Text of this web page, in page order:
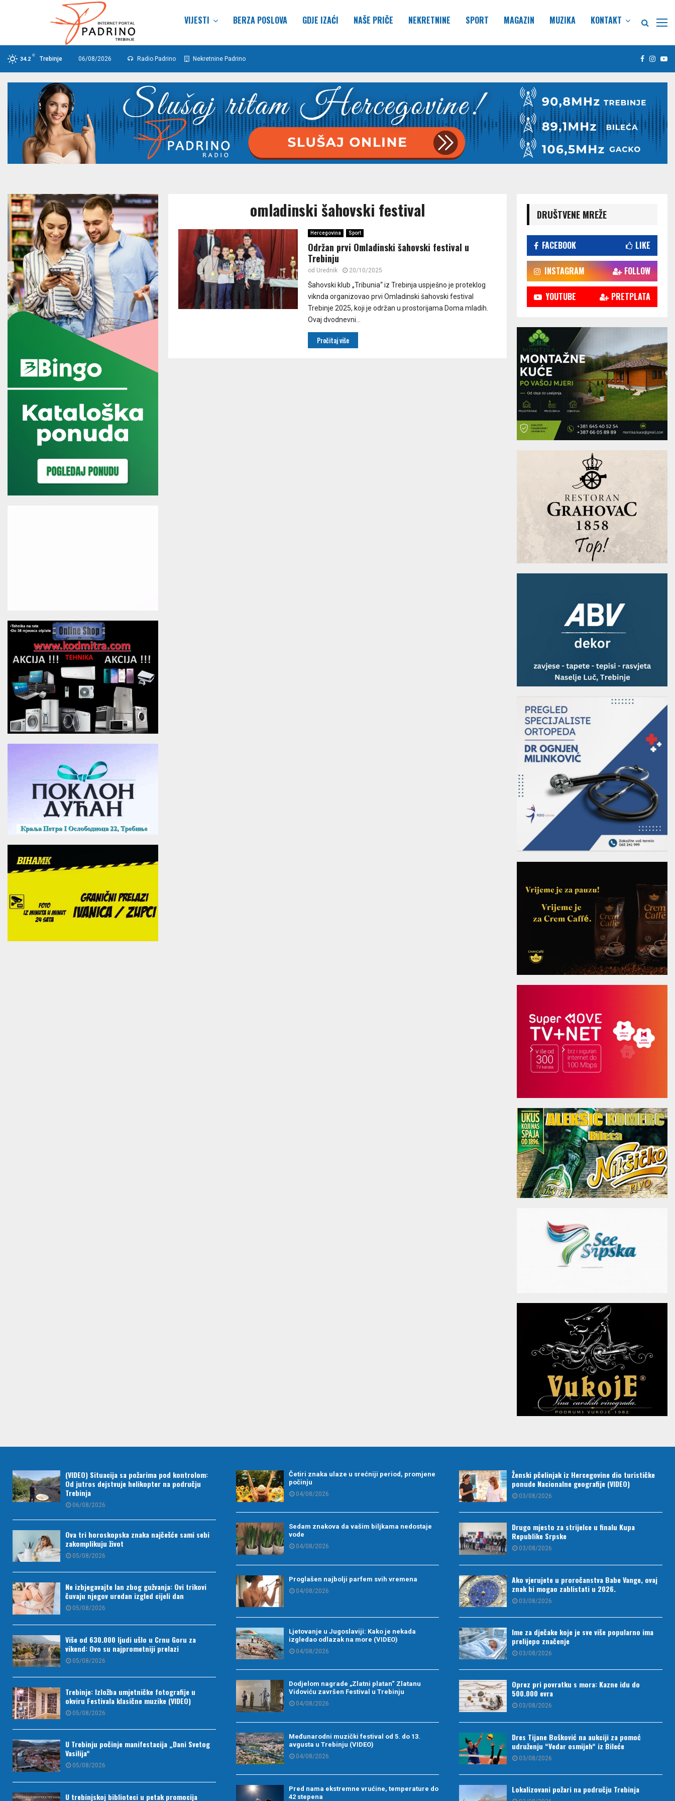
VIJESTI BERZA POSLOVA GDJE IZAĆI NAŠE PRIČE NEKRETNINE SPORT MAGAZIN MUZIKA KONTAKT
34.2
C
Trebinje 06/08/2026 Radio Padrino Nekretnine Padrino Facebook
omladinski šahovski festival
Hercegovina Sport
Održan prvi Omladinski šahovski festival u
Trebinju
od Urednik 20/10/2025
Šahovski klub „Tribunia“ iz Trebinja uspješno je proteklog
viknda organizovao prvi Omladinski šahovski festival
Trebinje 2025, koji je održan u prostorijama Doma mladih.
Ovaj dvodnevni...
Pročitaj više
DRUŠTVENE MREŽE
FACEBOOK LIKE
INSTAGRAM FOLLOW
YOUTUBE PRETPLATA
(VIDEO) Situacija sa požarima pod kontrolom:
Od jutros dejstvuje helikopter na području
Trebinja
06/08/2026
Ova tri horoskopska znaka najčešće sami sebi
zakomplikuju život
05/08/2026
Ne izbjegavajte lan zbog gužvanja: Ovi trikovi
čuvaju njegov uredan izgled cijeli dan
05/08/2026
Više od 630.000 ljudi ušlo u Crnu Goru za
vikend: Ovo su najprometniji prelazi
05/08/2026
Trebinje: Izložba umjetničke fotografije u
okviru Festivala klasične muzike (VIDEO)
05/08/2026
U Trebinju počinje manifestacija „Dani Svetog
Vasilija“
05/08/2026
U trebinjskoj biblioteci u petak promocija
Četiri znaka ulaze u srećniji period, promjene
počinju
04/08/2026
Sedam znakova da vašim biljkama nedostaje
vode
04/08/2026
Proglašen najbolji parfem svih vremena
04/08/2026
Ljetovanje u Jugoslaviji: Kako je nekada
izgledao odlazak na more (VIDEO)
04/08/2026
Dodjelom nagrade „Zlatni platan“ Zlatanu
Vidoviću završen Festival u Trebinju
04/08/2026
Međunarodni muzički festival od 5. do 13.
avgusta u Trebinju (VIDEO)
04/08/2026
Pred nama ekstremne vrućine, temperature do
42 stepena
Ženski pčelinjak iz Hercegovine dio turističke
ponude Nacionalne geografije (VIDEO)
03/08/2026
Drugo mjesto za strijelce u finalu Kupa
Republike Srpske
03/08/2026
Ako vjerujete u proročanstva Babe Vange, ovaj
znak bi mogao zablistati u 2026.
03/08/2026
Ime za dječake koje je sve više popularno ima
prelijepo značenje
03/08/2026
Oprez pri povratku s mora: Kazne idu do
500.000 evra
03/08/2026
Dres Tijane Bošković na aukciji za pomoć
udruženju “Vedar osmijeh“ iz Bileće
03/08/2026
Lokalizovani požari na području Trebinja